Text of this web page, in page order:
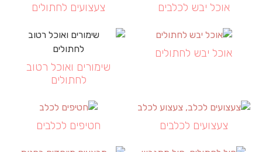
אוכל יבש לכלבים צעצועים לחתולים
אוכל יבש לחתולים
שימורים ואוכל רטוב
לחתולים
צעצועים לכלבים חטיפים לכלבים